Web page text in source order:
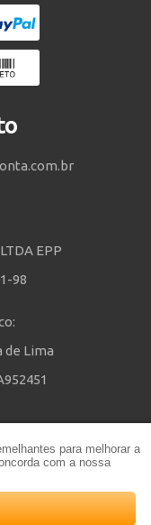
para melhorar a
com a nossa
WhatsApp
EPP
98
de Lima
| © 2014 - 2021 Powered